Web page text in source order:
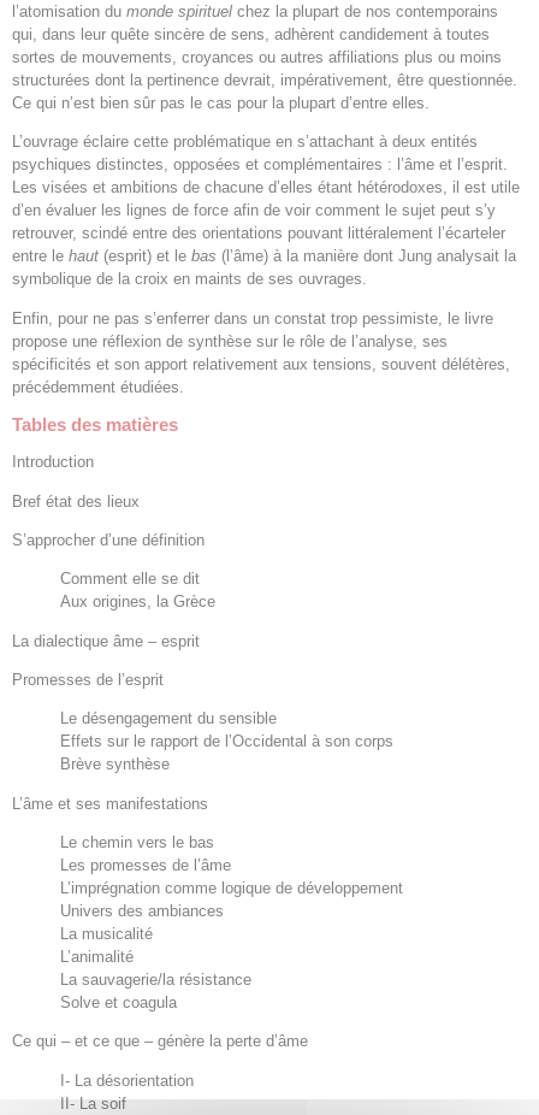
l’atomisation du monde spirituel chez la plupart de nos contemporains
qui, dans leur quête sincère de sens, adhèrent candidement à toutes
sortes de mouvements, croyances ou autres affiliations plus ou moins
structurées dont la pertinence devrait, impérativement, être questionnée.
Ce qui n’est bien sûr pas le cas pour la plupart d’entre elles.
L’ouvrage éclaire cette problématique en s’attachant à deux entités
psychiques distinctes, opposées et complémentaires : l’âme et l’esprit.
Les visées et ambitions de chacune d’elles étant hétérodoxes, il est utile
d’en évaluer les lignes de force afin de voir comment le sujet peut s’y
retrouver, scindé entre des orientations pouvant littéralement l’écarteler
entre le haut (esprit) et le bas (l’âme) à la manière dont Jung analysait la
symbolique de la croix en maints de ses ouvrages.
Enfin, pour ne pas s’enferrer dans un constat trop pessimiste, le livre
propose une réflexion de synthèse sur le rôle de l’analyse, ses
spécificités et son apport relativement aux tensions, souvent délétères,
précédemment étudiées.
Tables des matières
Introduction
Bref état des lieux
S’approcher d’une définition
Comment elle se dit
Aux origines, la Grèce
La dialectique âme – esprit
Promesses de l’esprit
Le désengagement du sensible
Effets sur le rapport de l’Occidental à son corps
Brève synthèse
L’âme et ses manifestations
Le chemin vers le bas
Les promesses de l’âme
L’imprégnation comme logique de développement
Univers des ambiances
La musicalité
L’animalité
La sauvagerie/la résistance
Solve et coagula
Ce qui – et ce que – génère la perte d’âme
I- La désorientation
II- La soif